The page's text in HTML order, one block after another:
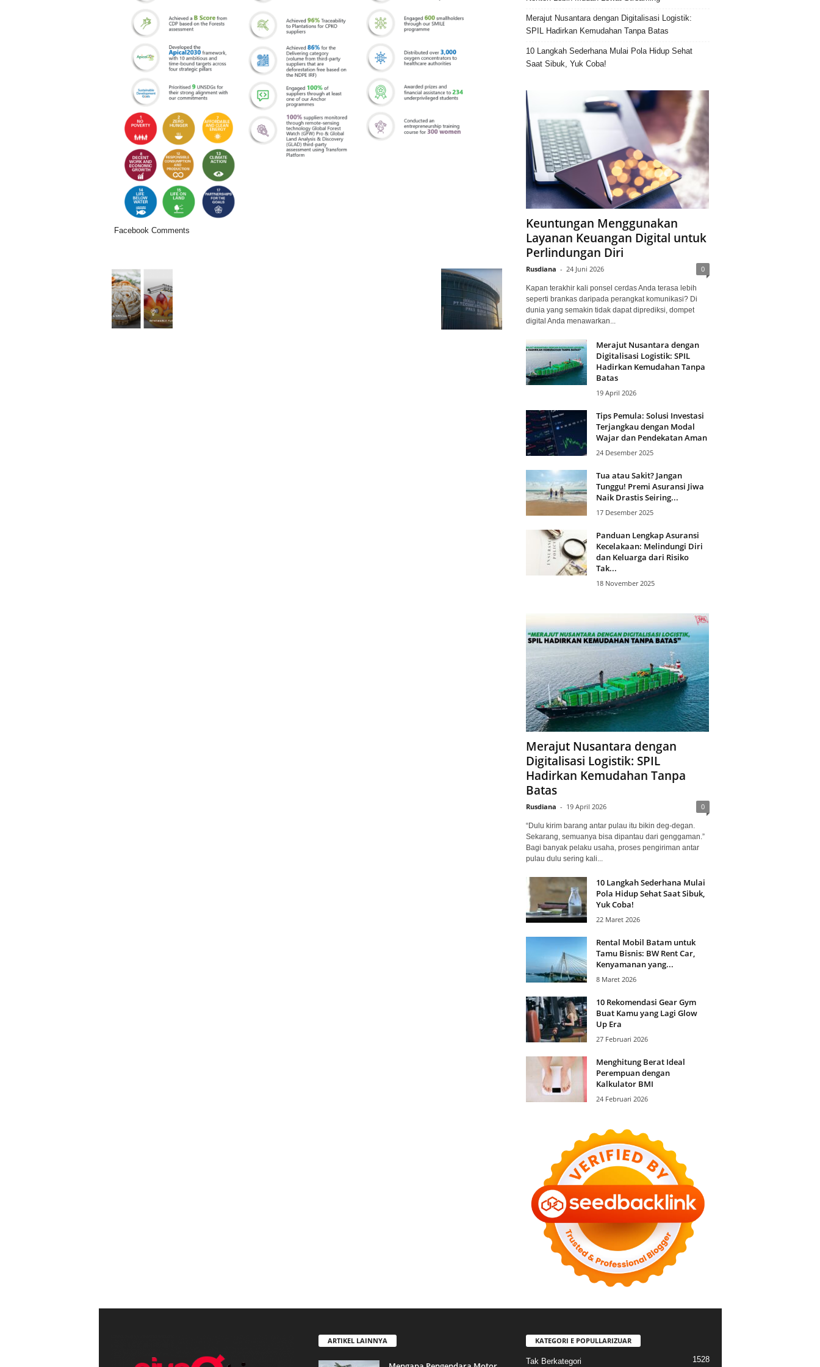
Facebook Comments
Merajut Nusantara dengan Digitalisasi Logistik:
SPIL Hadirkan Kemudahan Tanpa Batas
10 Langkah Sederhana Mulai Pola Hidup Sehat
Saat Sibuk, Yuk Coba!
Keuntungan Menggunakan
Layanan Keuangan Digital untuk
Perlindungan Diri
Rusdiana - 24 Juni 2026 0
Kapan terakhir kali ponsel cerdas Anda terasa lebih
seperti brankas daripada perangkat komunikasi? Di
dunia yang semakin tidak dapat diprediksi, dompet
digital Anda menawarkan...
Merajut Nusantara dengan
Digitalisasi Logistik: SPIL
Hadirkan Kemudahan Tanpa
Batas
19 April 2026
Tips Pemula: Solusi Investasi
Terjangkau dengan Modal
Wajar dan Pendekatan Aman
24 Desember 2025
Tua atau Sakit? Jangan
Tunggu! Premi Asuransi Jiwa
Naik Drastis Seiring...
17 Desember 2025
Panduan Lengkap Asuransi
Kecelakaan: Melindungi Diri
dan Keluarga dari Risiko
Tak...
18 November 2025
Merajut Nusantara dengan
Digitalisasi Logistik: SPIL
Hadirkan Kemudahan Tanpa
Batas
Rusdiana - 19 April 2026 0
“Dulu kirim barang antar pulau itu bikin deg-degan.
Sekarang, semuanya bisa dipantau dari genggaman.”
Bagi banyak pelaku usaha, proses pengiriman antar
pulau dulu sering kali...
10 Langkah Sederhana Mulai
Pola Hidup Sehat Saat Sibuk,
Yuk Coba!
22 Maret 2026
Rental Mobil Batam untuk
Tamu Bisnis: BW Rent Car,
Kenyamanan yang...
8 Maret 2026
10 Rekomendasi Gear Gym
Buat Kamu yang Lagi Glow
Up Era
27 Februari 2026
Menghitung Berat Ideal
Perempuan dengan
Kalkulator BMI
24 Februari 2026
ARTIKEL LAINNYA KATEGORI E POPULLARIZUAR
Tak Berkategori 1528